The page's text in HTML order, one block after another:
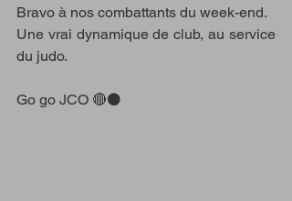
Bravo à nos combattants du week-end.
Une vrai dynamique de club, au service
du judo.
Go go JCO 🔴⚫️